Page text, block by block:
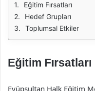
Eğitim Fırsatları
Hedef Grupları
Toplumsal Etkiler
Eğitim Fırsatları
Eyüpsultan Halk Eğitim